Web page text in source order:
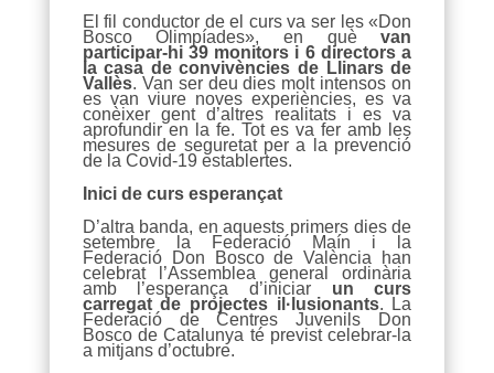
El fil conductor de el curs va ser les «Don
Bosco Olimpíades», en quèvan
participar-hi 39 monitors i 6 directors a
la casa de convivències de Llinars de
Vallès. Van ser deu dies molt intensos on
es van viure noves experiències, es va
conèixer gent d’altres realitats i es va
aprofundir en la fe. Tot es va fer amb les
mesures de seguretat per a la prevenció
de la Covid-19 establertes.
Inici de curs esperançat
D’altra banda, en aquests primers dies de
setembre la Federació Maín i la
Federació Don Bosco de València han
celebrat l’Assemblea general ordinària
amb l’esperança d’iniciar un curs
carregat de projectes il·lusionants. La
Federació de Centres Juvenils Don
Bosco de Catalunya té previst celebrar-la
a mitjans d’octubre.